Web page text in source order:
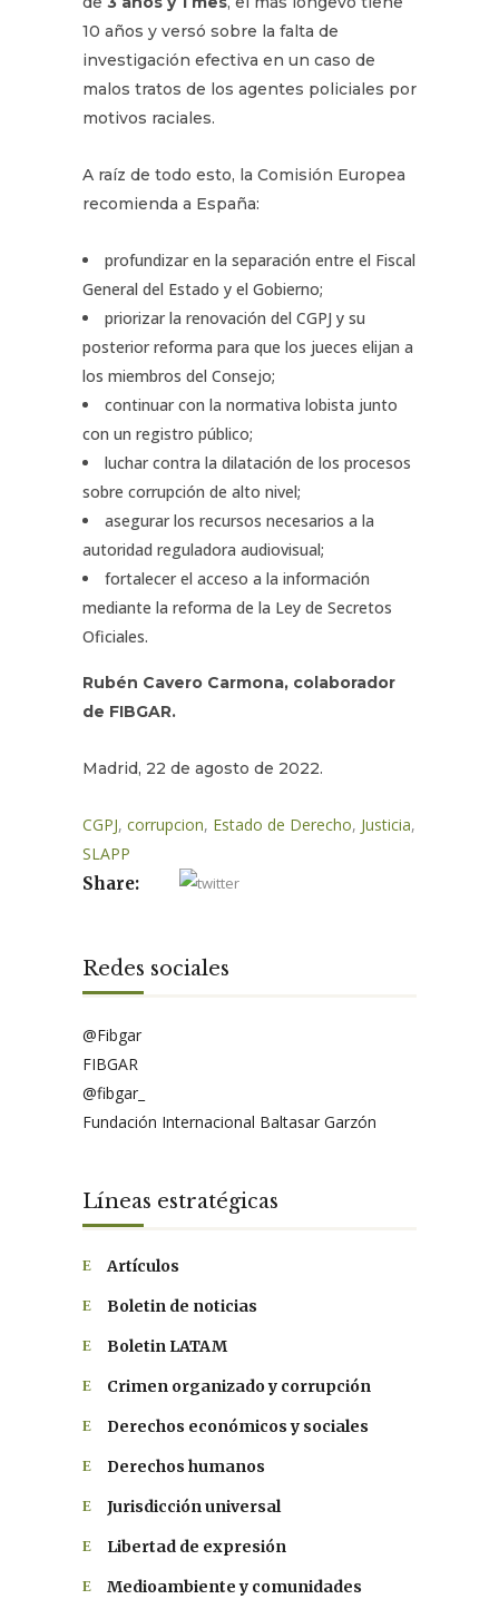
10 años y versó sobre la falta de
investigación efectiva en un caso de
malos tratos de los agentes policiales por
motivos raciales.
A raíz de todo esto, la Comisión Europea
recomienda a España:
profundizar en la separación entre el Fiscal
General del Estado y el Gobierno;
priorizar la renovación del CGPJ y su
posterior reforma para que los jueces elijan a
los miembros del Consejo;
continuar con la normativa lobista junto
con un registro público;
luchar contra la dilatación de los procesos
sobre corrupción de alto nivel;
asegurar los recursos necesarios a la
autoridad reguladora audiovisual;
fortalecer el acceso a la información
mediante la reforma de la Ley de Secretos
Oficiales.
Rubén Cavero Carmona, colaborador
de FIBGAR.
Madrid, 22 de agosto de 2022.
CGPJ, corrupcion, Estado de Derecho, Justicia,
SLAPP
Share:
Redes sociales
@Fibgar
FIBGAR
@fibgar_
Fundación Internacional Baltasar Garzón
Líneas estratégicas
Artículos
Boletin de noticias
Boletin LATAM
Crimen organizado y corrupción
Derechos económicos y sociales
Derechos humanos
Jurisdicción universal
Libertad de expresión
Medioambiente y comunidades